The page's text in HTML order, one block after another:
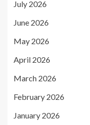
July 2026
June 2026
May 2026
April 2026
March 2026
February 2026
January 2026